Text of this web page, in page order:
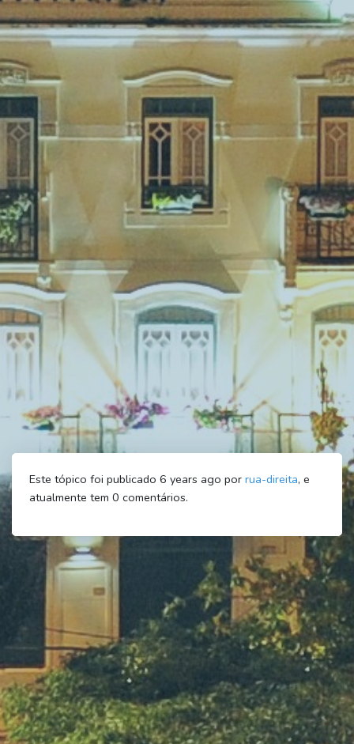
Este tópico foi publicado 6 years ago por rua-direita, e
atualmente tem 0 comentários.